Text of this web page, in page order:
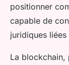
positionner
capable de
juridiques
La blockchain,